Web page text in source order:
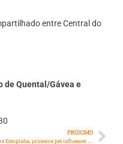
entre Central do
de Quental/Gávea e
PRÓXIMO